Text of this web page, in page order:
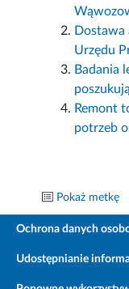
Urzędu
Badania
Remont
potrzeb
Pokaż metkę
Ochrona danych
Udostępnianie